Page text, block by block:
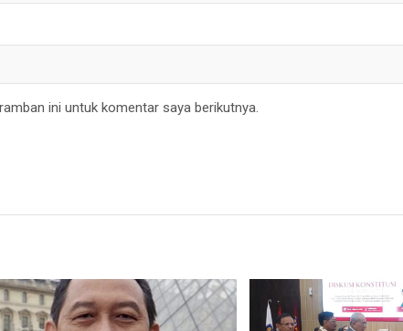
ini untuk komentar saya berikutnya.